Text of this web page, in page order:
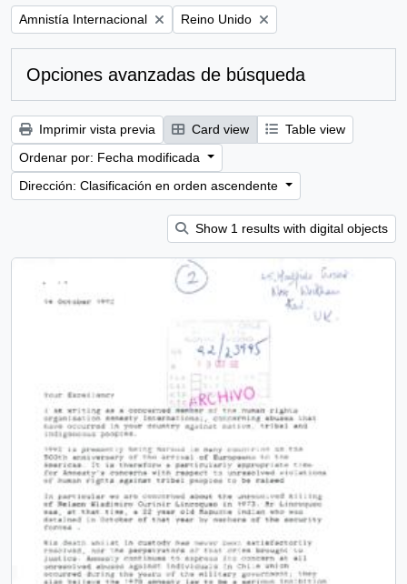
Remove filter:
Amnistía Internacional Remove filter:
Reino Unido
Opciones avanzadas de búsqueda
Imprimir vista previa Card view
Table view
Ordenar por: Fecha modificada
Dirección: Clasificación en orden ascendente
Show 1 results with digital objects